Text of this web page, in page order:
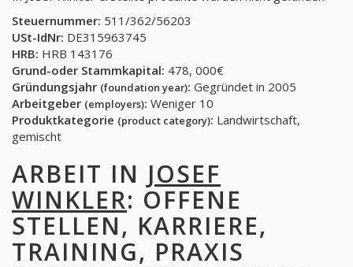
Steuernummer: 511/362/56203
USt-IdNr: DE315963745
HRB: HRB 143176
Grund-oder Stammkapital: 478, 000€
Gründungsjahr (foundation year): Gegründet in 2005
Arbeitgeber (employers): Weniger 10
Produktkategorie (product category): Landwirtschaft,
gemischt
ARBEIT IN JOSEF
WINKLER: OFFENE
STELLEN, KARRIERE,
TRAINING, PRAXIS